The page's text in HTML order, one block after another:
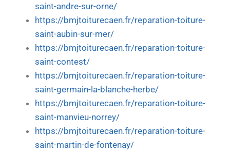
saint-andre-sur-orne/
https://bmjtoiturecaen.fr/reparation-toiture-
saint-aubin-sur-mer/
https://bmjtoiturecaen.fr/reparation-toiture-
saint-contest/
https://bmjtoiturecaen.fr/reparation-toiture-
saint-germain-la-blanche-herbe/
https://bmjtoiturecaen.fr/reparation-toiture-
saint-manvieu-norrey/
https://bmjtoiturecaen.fr/reparation-toiture-
saint-martin-de-fontenay/